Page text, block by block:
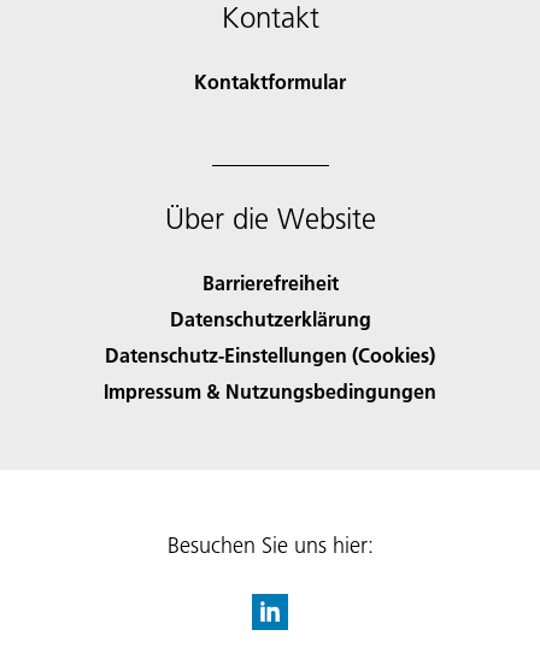
Kontakt
Kontaktformular
Über die Website
Barrierefreiheit
Datenschutzerklärung
Datenschutz-Einstellungen (Cookies)
Impressum & Nutzungsbedingungen
Besuchen Sie uns hier: